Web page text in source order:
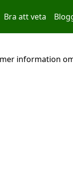
Bra att veta
information